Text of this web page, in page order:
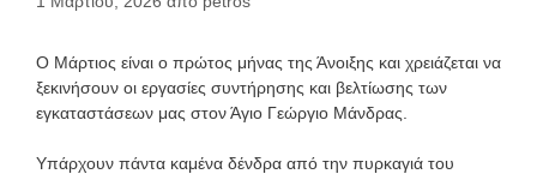
Ο Μάρτιος είναι ο πρώτος μήνας της Άνοιξης και χρειάζεται να
ξεκινήσουν οι εργασίες συντήρησης και βελτίωσης των
εγκαταστάσεων μας στον Άγιο Γεώργιο Μάνδρας.
Υπάρχουν πάντα καμένα δένδρα από την πυρκαγιά του